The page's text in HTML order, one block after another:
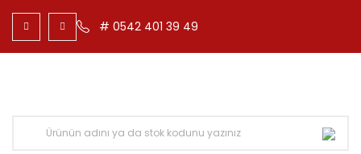
# 0542 401 39 49